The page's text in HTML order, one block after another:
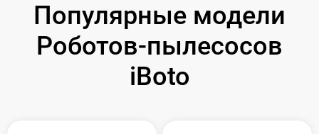
Популярные модели
Роботов-пылесосов
iBoto